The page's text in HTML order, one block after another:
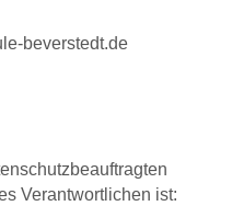
beverstedt.de
Verantwortlichen ist: